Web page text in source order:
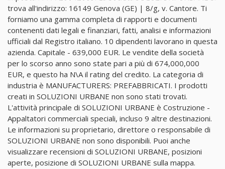
trova all'indirizzo: 16149 Genova (GE) | 8/g, v. Cantore. Ti
forniamo una gamma completa di rapporti e documenti
contenenti dati legali e finanziari, fatti, analisi e informazioni
ufficiali dal Registro italiano. 10 dipendenti lavorano in questa
azienda. Capitale - 639,000 EUR. Le vendite della società
per lo scorso anno sono state pari a più di 674,000,000
EUR, e questo ha N\A il rating del credito. La categoria di
industria è MANUFACTURERS: PREFABBRICATI. I prodotti
creati in SOLUZIONI URBANE non sono stati trovati.
L'attività principale di SOLUZIONI URBANE è Costruzione -
Appaltatori commerciali speciali, incluso 9 altre destinazioni.
Le informazioni su proprietario, direttore o responsabile di
SOLUZIONI URBANE non sono disponibili. Puoi anche
visualizzare recensioni di SOLUZIONI URBANE, posizioni
aperte, posizione di SOLUZIONI URBANE sulla mappa.